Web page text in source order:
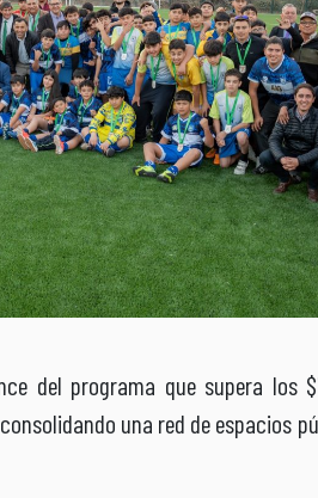
del programa que supera los
una red de espacios